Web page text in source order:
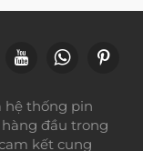
hệ thống pin
đầu trong
kết cung